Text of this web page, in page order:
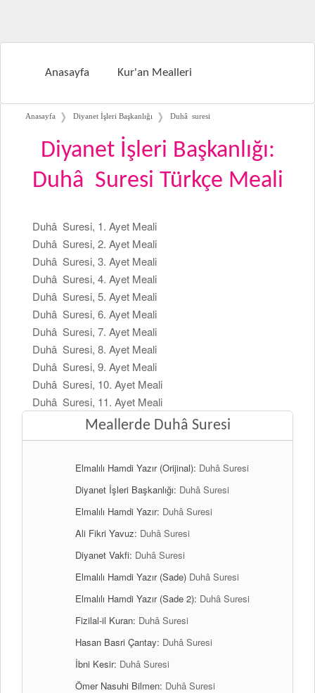
Anasayfa Kur'an Mealleri
Anasayfa ❭ Diyanet İşleri Başkanlığı ❭ Duhâ suresi
Diyanet İşleri Başkanlığı:
Duhâ Suresi Türkçe Meali
Duhâ Suresi, 1. Ayet Meali
Duhâ Suresi, 2. Ayet Meali
Duhâ Suresi, 3. Ayet Meali
Duhâ Suresi, 4. Ayet Meali
Duhâ Suresi, 5. Ayet Meali
Duhâ Suresi, 6. Ayet Meali
Duhâ Suresi, 7. Ayet Meali
Duhâ Suresi, 8. Ayet Meali
Duhâ Suresi, 9. Ayet Meali
Duhâ Suresi, 10. Ayet Meali
Duhâ Suresi, 11. Ayet Meali
Meallerde Duhâ Suresi
Elmalılı Hamdi Yazır (Orijinal): Duhâ Suresi
Diyanet İşleri Başkanlığı: Duhâ Suresi
Elmalılı Hamdi Yazır: Duhâ Suresi
Ali Fikri Yavuz: Duhâ Suresi
Diyanet Vakfi: Duhâ Suresi
Elmalılı Hamdi Yazır (Sade) Duhâ Suresi
Elmalılı Hamdi Yazır (Sade 2): Duhâ Suresi
Fizilal-il Kuran: Duhâ Suresi
Hasan Basri Çantay: Duhâ Suresi
İbni Kesir: Duhâ Suresi
Ömer Nasuhi Bilmen: Duhâ Suresi